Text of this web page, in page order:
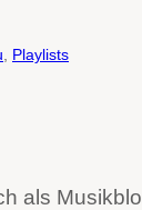
, Playlists
als